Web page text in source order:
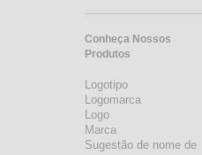
Conheça Nossos
Produtos
Logotipo
Logomarca
Logo
Marca
Sugestão de nome de